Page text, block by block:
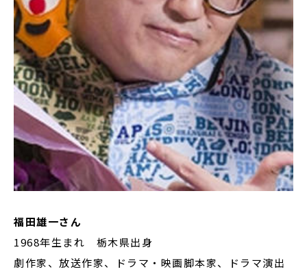
福田雄一さん
1968年生まれ 栃木県出身
劇作家、放送作家、ドラマ・映画脚本家、ドラマ演出